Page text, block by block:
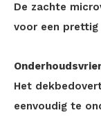
De zachte
voor een
Het
eenvoudig te